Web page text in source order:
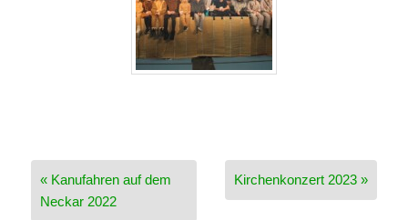
Beitragsnavigation
« Kanufahren auf dem
Neckar 2022
Kirchenkonzert 2023 »